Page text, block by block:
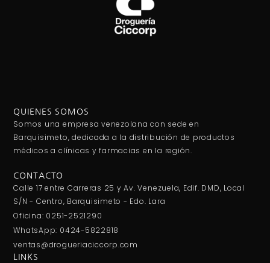
QUIENES SOMOS
Somos una empresa venezolana con sede en
Barquisimeto, dedicada a la distribución de productos
médicos a clínicas y farmacias en la región.
CONTACTO
Calle 17 entre Carreras 25 y Av. Venezuela, Edif. DMD, Local
S/N - Centro, Barquisimeto - Edo. Lara
Oficina: 0251-2521290
WhatsApp: 0424-5822818
ventas@drogueriaciccorp.com
LINKS